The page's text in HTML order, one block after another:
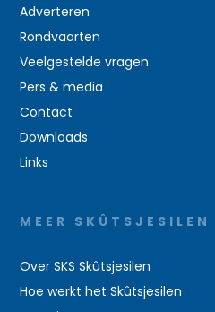
Adverteren
Rondvaarten
Veelgestelde vragen
Pers & media
Contact
Downloads
Links
MEER SKÛTSJESILEN
Over SKS Skûtsjesilen
Hoe werkt het Skûtsjesilen